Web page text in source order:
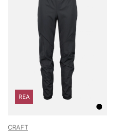
REA
CRAFT